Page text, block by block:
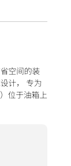
空间的装
计， 专为
位于油箱上